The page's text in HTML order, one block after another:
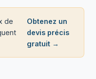
de
Obtenez un
devis précis
gratuit →